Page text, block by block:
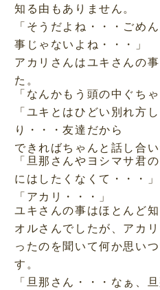
知る由もありません。
「そうだよね・・・ごめ
事じゃないよね・・・」
アカリさんはユキさんの
た。
「なんかもう頭の中ぐち
「ユキとはひどい別れ方
り・・・友達だから
できればちゃんと話し合い
「旦那さんやヨシマサ君
にはしたくなくて・・・」
「アカリ・・・」
ユキさんの事はほとんど
オルさんでしたが、アカ
ったのを聞いて何か思い
す。
「旦那さん・・・なぁ、